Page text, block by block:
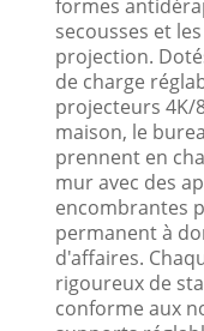
formes
secousses et
projection.
de charge
projecteurs 4K/
maison, le
prennent en
mur avec des
encombrantes
permanent à
d'affaires.
rigoureux de
conforme aux